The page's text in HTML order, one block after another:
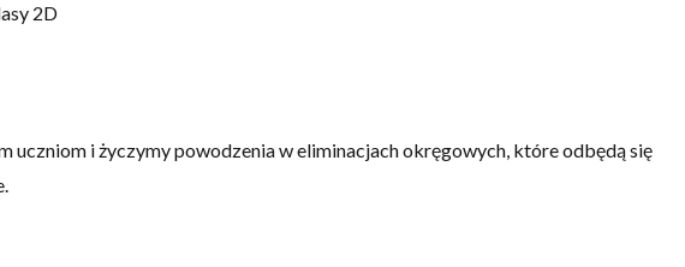
2D
uczniom i życzymy powodzenia w eliminacjach okręgowych, które odbędą się